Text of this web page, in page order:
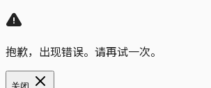
抱歉，出现错误。请再试一次。